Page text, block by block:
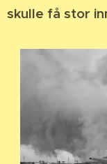
skulle få stor